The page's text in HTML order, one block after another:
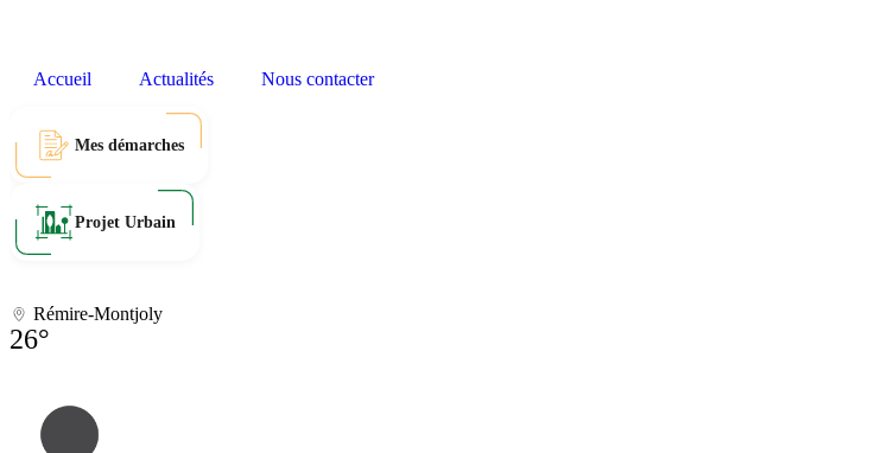
Accueil Actualités Nous contacter
Mes démarches
Projet Urbain
Rémire-Montjoly
26°